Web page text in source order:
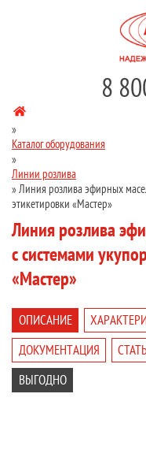
8
»
Каталог оборудования
»
Линии розлива
»Линия розлива эфирных
этикетировки «Мастер»
Линия розлива
с системами
«Мастер»
ОПИСАНИЕ
ДОКУМЕНТАЦИЯ
ВЫГОДНО